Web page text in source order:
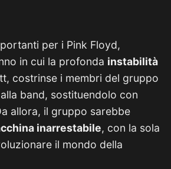
per i Pink Floyd,
in cui la profonda instabilità
costrinse i membri del gruppo
band, sostituendolo con
allora, il gruppo sarebbe
inarrestabile, con la sola
il mondo della